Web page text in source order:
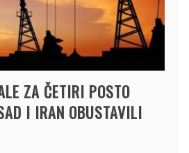
ZA ČETIRI POSTO
I IRAN OBUSTAVILI